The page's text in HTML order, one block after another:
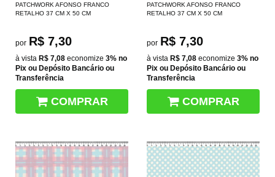
PATCHWORK AFONSO FRANCO
RETALHO 37 CM X 50 CM
por R$ 7,30
à vista R$ 7,08 economize 3% no
Pix ou Depósito Bancário ou
Transferência
COMPRAR
PATCHWORK AFONSO FRANCO
RETALHO 37 CM X 50 CM
por R$ 7,30
à vista R$ 7,08 economize 3% no
Pix ou Depósito Bancário ou
Transferência
COMPRAR